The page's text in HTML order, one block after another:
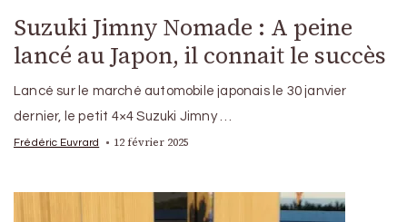
Suzuki Jimny Nomade : A peine
lancé au Japon, il connait le succès
Lancé sur le marché automobile japonais le 30 janvier
dernier, le petit 4×4 Suzuki Jimny …
Frédéric Euvrard 12 février 2025